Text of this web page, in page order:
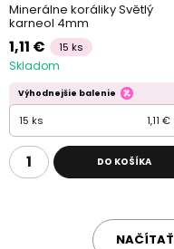
Minerálne koráliky Světlý
karneol 4mm
1,11 € 15 ks
Skladom
Výhodnejšie balenie
15 ks 1,11 €
DO KOŠÍKA